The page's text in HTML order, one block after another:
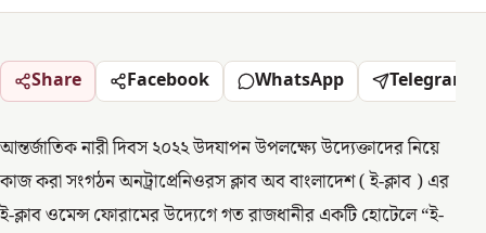
Share Facebook WhatsApp Telegram
আন্তর্জাতিক নারী দিবস ২০২২ উদযাপন উপলক্ষ্যে উদ্যেক্তাদের নিয়ে
কাজ করা সংগঠন অনট্রাপ্রেনিওরস ক্লাব অব বাংলাদেশ ( ই-ক্লাব ) এর
ই-ক্লাব ওমেন্স ফোরামের উদ্যেগে গত রাজধানীর একটি হােটেলে “ই-